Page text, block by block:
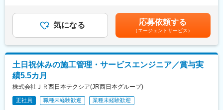
きます
◎昇進機会：アソシエイトからシニアアソシエイト、マネージャ
ー、支店長、取締役といった明確なキャリアパスが用意されてお
り、入社後1～2年での昇格事例も多数あります
◎フレキシブルな働き方：フレックス制度を利用して家族との時
間や業務外の勉強時間も確保できます
◎成果主義：成果と評価が直結しており、頑張りがしっかりと給
与に反映されます。主体的に働きたい、成果を出してしっかりと
稼ぎたい方に最適な環境です
■配属先情報 ：※いずれも2024年9月1日時点
事業承継事業部
・配属先人数：約150名（契約・嘱託社員、派遣社員、出向受入
を含む）[浩島1]
・女性比率：約41%
・中途社員比率：約92%
・年齢構成：20代、30代、40代、50代まで幅広く在籍する組織で
す。
上記、事業承継事業部へ配属後、税理士法人川田事務所へ在籍出
補足＞※賃金はあくまでも目安の金額です。※上記賃金内訳上限は
残業手当が発生する上限の年収（720万円）のものです。721万円
以上の年収は管理監督者のため残業手当なし、年収の12割が月額
となります。■昇給：年1回 ※個人差あり ■賞与：業績連動型の特
別賞与有り賃金はあくまでも目安の金額であり、選考を通じて上
下する可能性があります。月給(月額)は固定手当を含めた表記で
す。
気になる 応募依頼する
（エージェントサービス）
土日祝休みの施工管理・サービスエンジニア／賞与実
績5.5カ月
株式会社ＪＲ西日本テクシア(JR西日本グループ)
正社員 職種未経験歓迎 業種未経験歓迎